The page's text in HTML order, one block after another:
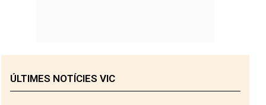
ÚLTIMES NOTÍCIES VIC